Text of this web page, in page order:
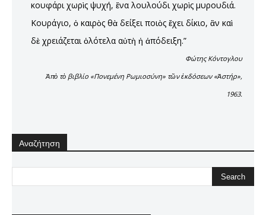
κουφάρι χωρὶς ψυχή, ἕνα λουλούδι χωρὶς μυρουδιά.
Κουράγιο, ὁ καιρὸς θὰ δείξει ποιὸς ἔχει δίκιο, ἂν καὶ
δὲ χρειάζεται ὁλότελα αὐτὴ ἡ ἀπόδειξη.”
Φώτης Κόντογλου
Ἀπὸ τὸ βιβλίο «Πονεμένη Ρωμιοσύνη» τῶν ἐκδόσεων «Ἀστήρ»,
1963.
Αναζήτηση